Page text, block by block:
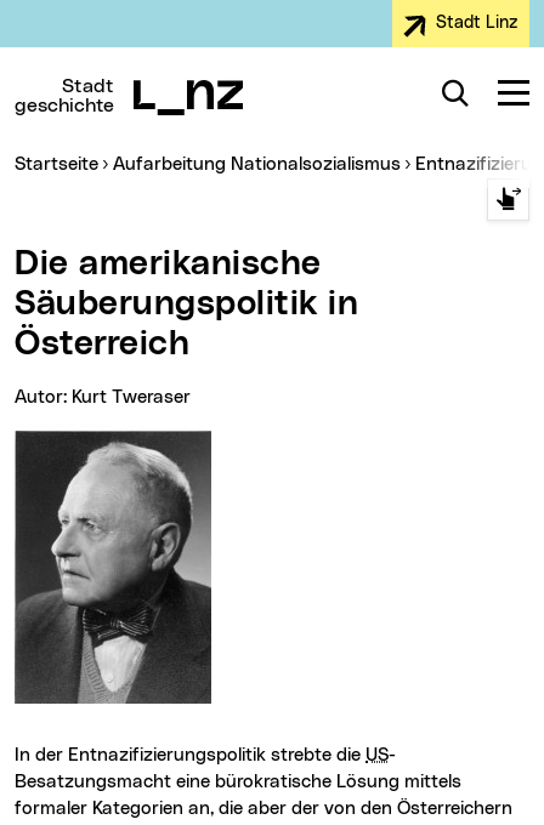
Stadt Linz
Stadt
geschichte
Suche
Sie sind hier:
Startseite Aufarbeitung Nationalsozialismus
Die amerikanische
Säuberungspolitik in
Österreich
Autor: Kurt Tweraser
In der Entnazifizierungspolitik strebte die US-
Besatzungsmacht eine bürokratische Lösung mittels
formaler Kategorien an, die aber der von den Österreichern